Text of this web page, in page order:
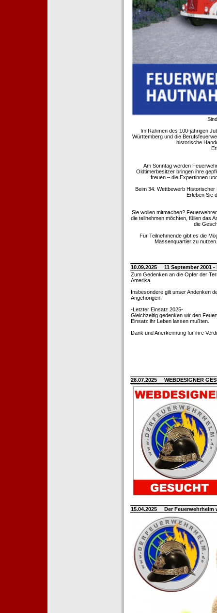
Im Rahmen des 100-jährigen
Württemberg und die
historische
Am Sonntag werden
Oldtimerbesitzer bringen ihre
freuen – die Expertinnen
Beim 34. Wettbewerb
Erleben Sie
Sie wollen mitmachen?
die teilnehmen möchten, füllen das
die
Für Teilnehmende gibt es die
Massenquartier zu
10.09.2025
11 September 2001
Zum Gedenken an die Opfer der
Amerika.
Insbesondere gilt unser Andenken
Angehörigen.
-Letzter Einsatz 2025-
Gleichzeitig gedenken wir den
Einsatz ihr Leben lassen mußten.
Dank und Anerkennung für ihre
28.07.2025 WEBDESIGNER
15.04.2025 Der